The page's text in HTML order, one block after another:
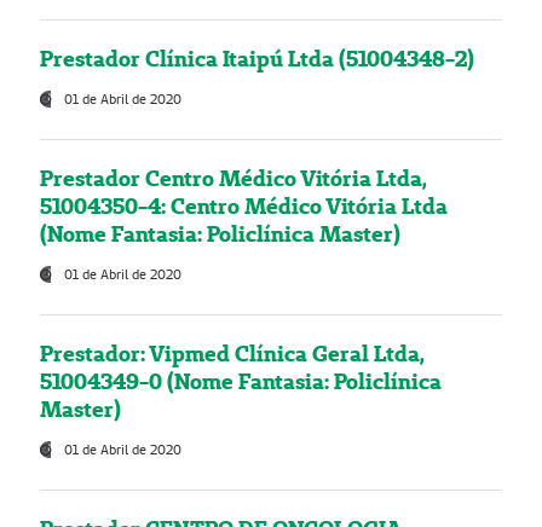
Prestador Clínica Itaipú Ltda (51004348-2)
01 de Abril de 2020
Prestador Centro Médico Vitória Ltda,
51004350-4: Centro Médico Vitória Ltda
(Nome Fantasia: Policlínica Master)
01 de Abril de 2020
Prestador: Vipmed Clínica Geral Ltda,
51004349-0 (Nome Fantasia: Policlínica
Master)
01 de Abril de 2020